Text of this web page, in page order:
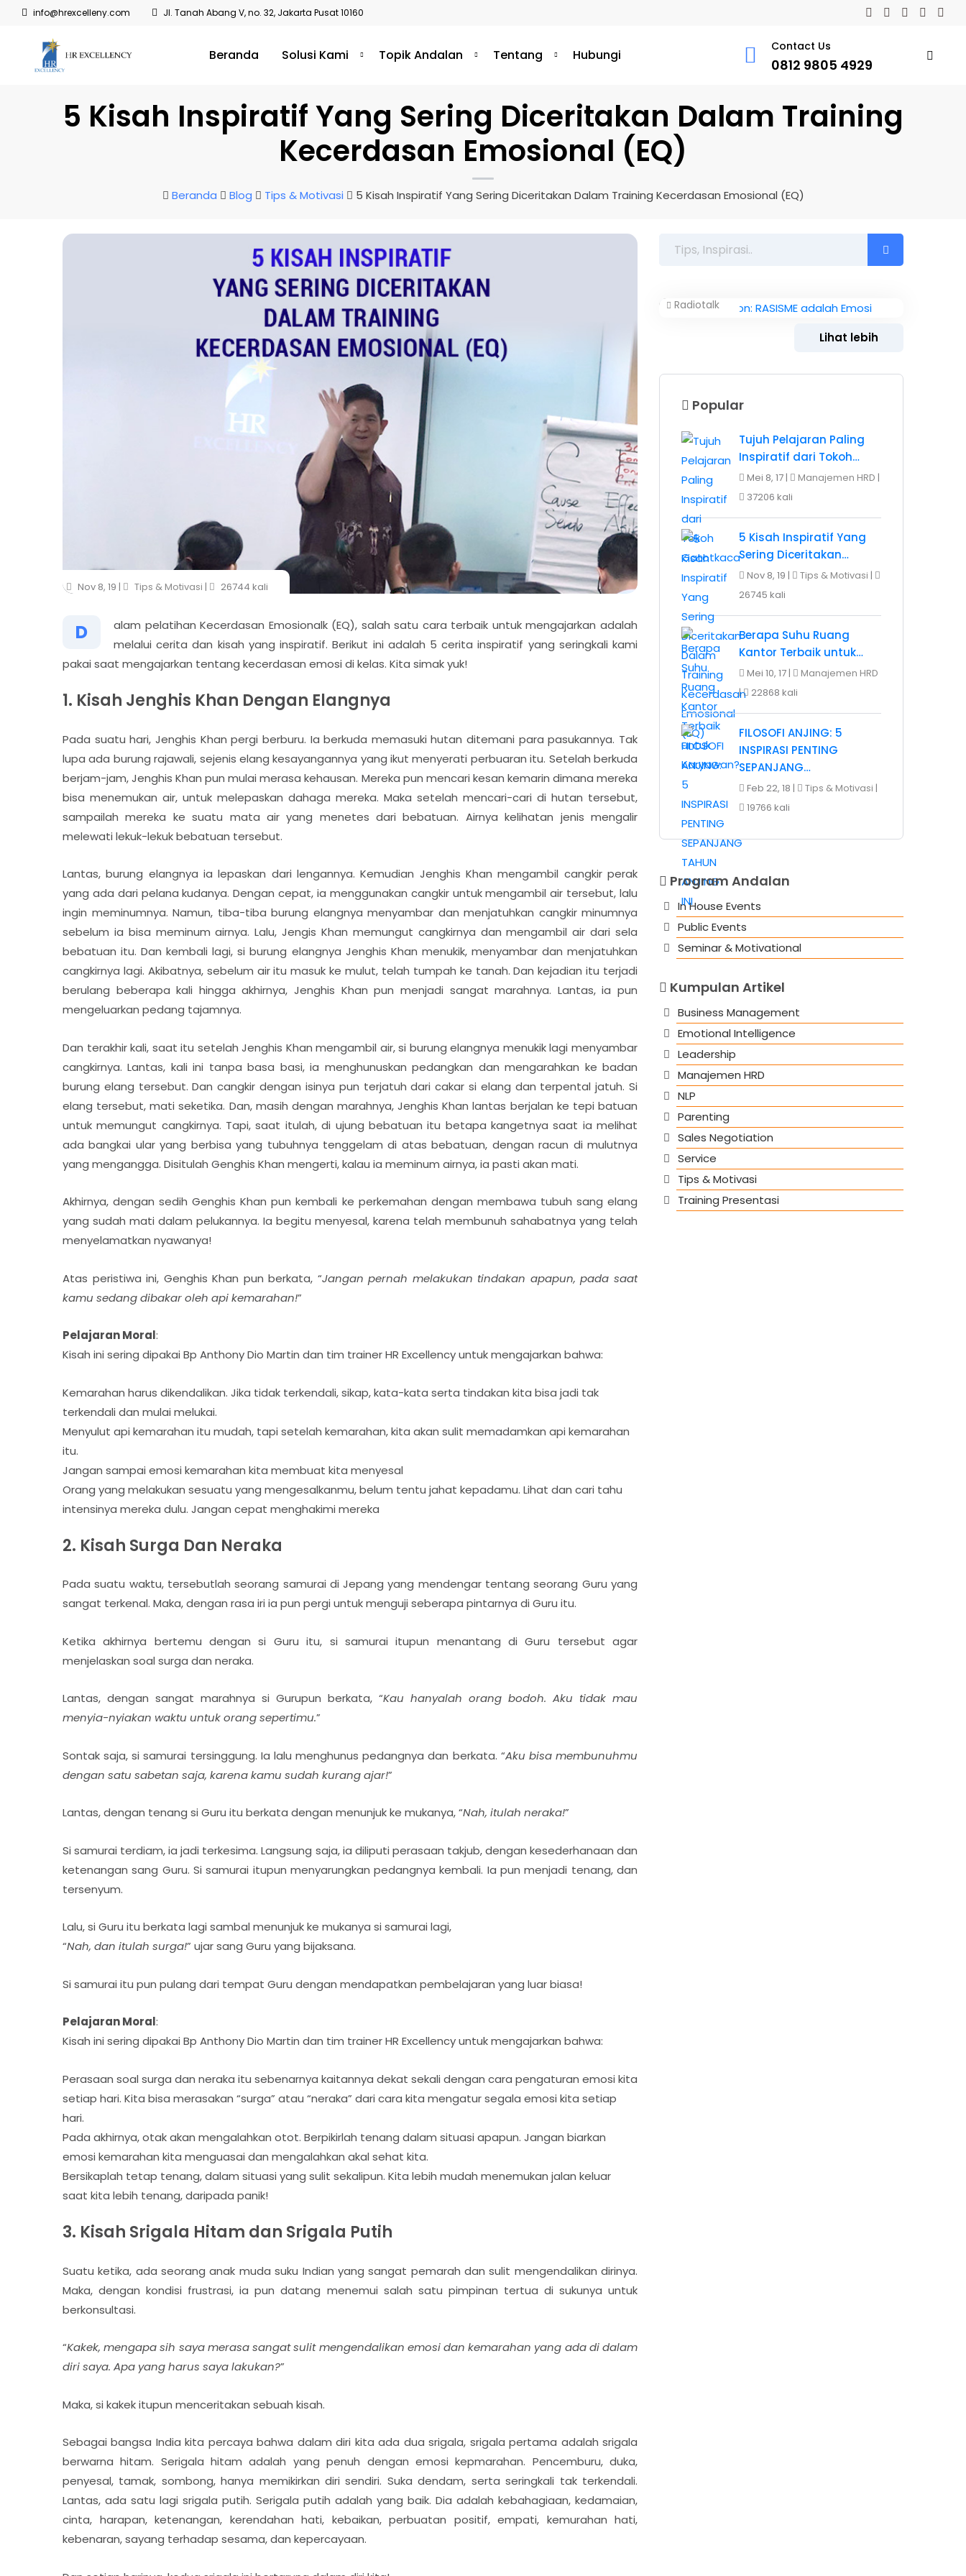
info@hrexcelleny.com Jl. Tanah Abang V, no. 32, Jakarta Pusat 10160
Beranda Solusi Kami Topik Andalan Tentang Hubungi
Contact Us
0812 9805 4929
5 Kisah Inspiratif Yang Sering Diceritakan Dalam Training
Kecerdasan Emosional (EQ)
Beranda Blog Tips & Motivasi 5 Kisah Inspiratif Yang Sering Diceritakan Dalam Training Kecerdasan Emosional (EQ)
Nov 8, 19 | Tips & Motivasi | 26744 kali
D
alam pelatihan Kecerdasan Emosionalk (EQ), salah satu cara terbaik untuk mengajarkan adalah
melalui cerita dan kisah yang inspiratif. Berikut ini adalah 5 cerita inspiratif yang seringkali kami
pakai saat mengajarkan tentang kecerdasan emosi di kelas. Kita simak yuk!
1. Kisah Jenghis Khan Dengan Elangnya
Pada suatu hari, Jenghis Khan pergi berburu. Ia berkuda memasuki hutan ditemani para pasukannya. Tak
lupa ada burung rajawali, sejenis elang kesayangannya yang ikut menyerati perbuaran itu. Setelah berkuda
berjam-jam, Jenghis Khan pun mulai merasa kehausan. Mereka pun mencari kesan kemarin dimana mereka
bisa menemukan air, untuk melepaskan dahaga mereka. Maka setelah mencari-cari di hutan tersebut,
sampailah mereka ke suatu mata air yang menetes dari bebatuan. Airnya kelihatan jenis mengalir
melewati lekuk-lekuk bebatuan tersebut.
Lantas, burung elangnya ia lepaskan dari lengannya. Kemudian Jenghis Khan mengambil cangkir perak
yang ada dari pelana kudanya. Dengan cepat, ia menggunakan cangkir untuk mengambil air tersebut, lalu
ingin meminumnya. Namun, tiba-tiba burung elangnya menyambar dan menjatuhkan cangkir minumnya
sebelum ia bisa meminum airnya. Lalu, Jengis Khan memungut cangkirnya dan mengambil air dari sela
bebatuan itu. Dan kembali lagi, si burung elangnya Jenghis Khan menukik, menyambar dan menjatuhkan
cangkirnya lagi. Akibatnya, sebelum air itu masuk ke mulut, telah tumpah ke tanah. Dan kejadian itu terjadi
berulang beberapa kali hingga akhirnya, Jenghis Khan pun menjadi sangat marahnya. Lantas, ia pun
mengeluarkan pedang tajamnya.
Dan terakhir kali, saat itu setelah Jenghis Khan mengambil air, si burung elangnya menukik lagi menyambar
cangkirnya. Lantas, kali ini tanpa basa basi, ia menghunuskan pedangkan dan mengarahkan ke badan
burung elang tersebut. Dan cangkir dengan isinya pun terjatuh dari cakar si elang dan terpental jatuh. Si
elang tersebut, mati seketika. Dan, masih dengan marahnya, Jenghis Khan lantas berjalan ke tepi batuan
untuk memungut cangkirnya. Tapi, saat itulah, di ujung bebatuan itu betapa kangetnya saat ia melihat
ada bangkai ular yang berbisa yang tubuhnya tenggelam di atas bebatuan, dengan racun di mulutnya
yang mengangga. Disitulah Genghis Khan mengerti, kalau ia meminum airnya, ia pasti akan mati.
Akhirnya, dengan sedih Genghis Khan pun kembali ke perkemahan dengan membawa tubuh sang elang
yang sudah mati dalam pelukannya. Ia begitu menyesal, karena telah membunuh sahabatnya yang telah
menyelamatkan nyawanya!
Atas peristiwa ini, Genghis Khan pun berkata, “Jangan pernah melakukan tindakan apapun, pada saat
kamu sedang dibakar oleh api kemarahan!”
Pelajaran Moral:
Kisah ini sering dipakai Bp Anthony Dio Martin dan tim trainer HR Excellency untuk mengajarkan bahwa:
Kemarahan harus dikendalikan. Jika tidak terkendali, sikap, kata-kata serta tindakan kita bisa jadi tak
terkendali dan mulai melukai.
Menyulut api kemarahan itu mudah, tapi setelah kemarahan, kita akan sulit memadamkan api kemarahan
itu.
Jangan sampai emosi kemarahan kita membuat kita menyesal
Orang yang melakukan sesuatu yang mengesalkanmu, belum tentu jahat kepadamu. Lihat dan cari tahu
intensinya mereka dulu. Jangan cepat menghakimi mereka
2. Kisah Surga Dan Neraka
Pada suatu waktu, tersebutlah seorang samurai di Jepang yang mendengar tentang seorang Guru yang
sangat terkenal. Maka, dengan rasa iri ia pun pergi untuk menguji seberapa pintarnya di Guru itu.
Ketika akhirnya bertemu dengan si Guru itu, si samurai itupun menantang di Guru tersebut agar
menjelaskan soal surga dan neraka.
Lantas, dengan sangat marahnya si Gurupun berkata, “Kau hanyalah orang bodoh. Aku tidak mau
menyia-nyiakan waktu untuk orang sepertimu.”
Sontak saja, si samurai tersinggung. Ia lalu menghunus pedangnya dan berkata. “Aku bisa membunuhmu
dengan satu sabetan saja, karena kamu sudah kurang ajar!”
Lantas, dengan tenang si Guru itu berkata dengan menunjuk ke mukanya, “Nah, itulah neraka!”
Si samurai terdiam, ia jadi terkesima. Langsung saja, ia diliputi perasaan takjub, dengan kesederhanaan dan
ketenangan sang Guru. Si samurai itupun menyarungkan pedangnya kembali. Ia pun menjadi tenang, dan
tersenyum.
Lalu, si Guru itu berkata lagi sambal menunjuk ke mukanya si samurai lagi,
“Nah, dan itulah surga!” ujar sang Guru yang bijaksana.
Si samurai itu pun pulang dari tempat Guru dengan mendapatkan pembelajaran yang luar biasa!
Pelajaran Moral:
Kisah ini sering dipakai Bp Anthony Dio Martin dan tim trainer HR Excellency untuk mengajarkan bahwa:
Perasaan soal surga dan neraka itu sebenarnya kaitannya dekat sekali dengan cara pengaturan emosi kita
setiap hari. Kita bisa merasakan “surga” atau “neraka” dari cara kita mengatur segala emosi kita setiap
hari.
Pada akhirnya, otak akan mengalahkan otot. Berpikirlah tenang dalam situasi apapun. Jangan biarkan
emosi kemarahan kita menguasai dan mengalahkan akal sehat kita.
Bersikaplah tetap tenang, dalam situasi yang sulit sekalipun. Kita lebih mudah menemukan jalan keluar
saat kita lebih tenang, daripada panik!
3. Kisah Srigala Hitam dan Srigala Putih
Suatu ketika, ada seorang anak muda suku Indian yang sangat pemarah dan sulit mengendalikan dirinya.
Maka, dengan kondisi frustrasi, ia pun datang menemui salah satu pimpinan tertua di sukunya untuk
berkonsultasi.
“Kakek, mengapa sih saya merasa sangat sulit mengendalikan emosi dan kemarahan yang ada di dalam
diri saya. Apa yang harus saya lakukan?”
Maka, si kakek itupun menceritakan sebuah kisah.
Sebagai bangsa India kita percaya bahwa dalam diri kita ada dua srigala, srigala pertama adalah srigala
berwarna hitam. Serigala hitam adalah yang penuh dengan emosi kepmarahan. Pencemburu, duka,
penyesal, tamak, sombong, hanya memikirkan diri sendiri. Suka dendam, serta seringkali tak terkendali.
Lantas, ada satu lagi srigala putih. Serigala putih adalah yang baik. Dia adalah kebahagiaan, kedamaian,
cinta, harapan, ketenangan, kerendahan hati, kebaikan, perbuatan positif, empati, kemurahan hati,
kebenaran, sayang terhadap sesama, dan kepercayaan.
Radiotalk
Lihat lebih
Popular
Tujuh Pelajaran Paling
Inspiratif dari Tokoh…
Mei 8, 17 | Manajemen HRD |
37206 kali
5 Kisah Inspiratif Yang
Sering Diceritakan…
Nov 8, 19 | Tips & Motivasi |
26745 kali
Berapa Suhu Ruang
Kantor Terbaik untuk…
Mei 10, 17 |
Manajemen HRD
|
22868 kali
FILOSOFI ANJING: 5
INSPIRASI PENTING
SEPANJANG…
Feb 22, 18 | Tips & Motivasi |
19766 kali
Program Andalan
In House Events
Public Events
Seminar & Motivational
Kumpulan Artikel
Business Management
Emotional Intelligence
Leadership
Manajemen HRD
NLP
Parenting
Sales Negotiation
Service
Tips & Motivasi
Training Presentasi